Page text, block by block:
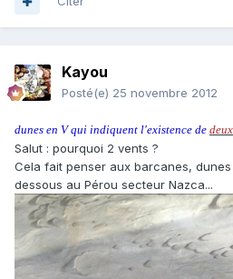
Kayou
Posté(e) 25 novembre 2012
dunes en V qui indiquent l'existence de
Salut : pourquoi 2 vents ?
Cela fait penser aux barcanes,
dessous au Pérou secteur Nazca...